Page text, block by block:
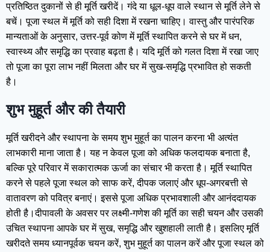
प्रतिष्ठित दुकानों से ही मूर्ति खरीदें। गंदे या धूल-धूप वाले स्थान से मूर्ति लेने से
बचें। पूजा स्थल में मूर्ति को सही दिशा में रखना चाहिए। वास्तु और पारंपरिक
मान्यताओं के अनुसार, उत्तर-पूर्व कोण में मूर्ति स्थापित करने से घर में धन,
स्वास्थ्य और समृद्धि का प्रवाह बढ़ता है। यदि मूर्ति को गलत दिशा में रखा जाए
तो पूजा का पूरा लाभ नहीं मिलता और घर में सुख-समृद्धि प्रभावित हो सकती
है।
शुभ मुहूर्त और की तैयारी
मूर्ति खरीदने और स्थापना के समय शुभ मुहूर्त का पालन करना भी अत्यंत
लाभकारी माना जाता है। यह न केवल पूजा को अधिक फलदायक बनाता है,
बल्कि पूरे परिवार में सकारात्मक ऊर्जा का संचार भी करता है। मूर्ति स्थापित
करने से पहले पूजा स्थल को साफ करें, दीपक जलाएं और धूप-अगरबत्ती से
वातावरण को पवित्र बनाएं। इससे पूजा अधिक प्रभावशाली और आनंददायक
होती है।दीपावली के अवसर पर लक्ष्मी-गणेश की मूर्ति का सही चयन और उसकी
उचित स्थापना आपके घर में सुख, समृद्धि और खुशहाली लाती है। इसलिए मूर्ति
खरीदते समय ध्यानपूर्वक चयन करें, शुभ मुहूर्त का पालन करें और पूजा स्थल को